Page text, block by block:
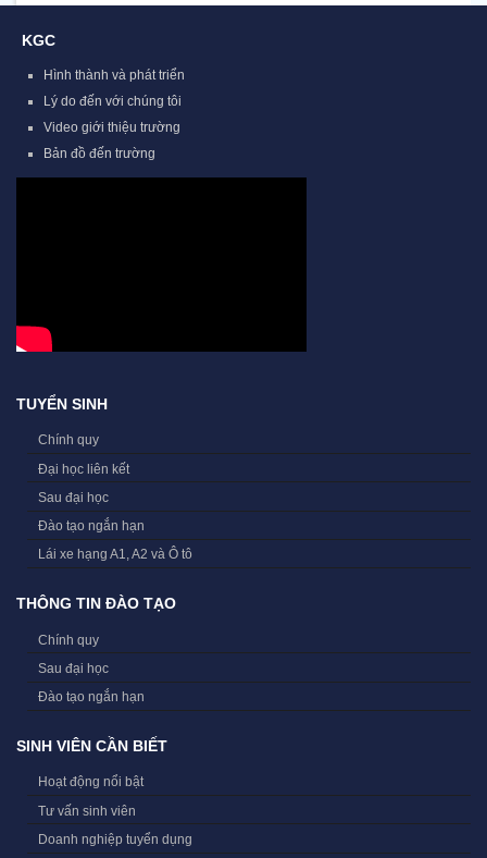
KGC
Hình thành và phát triển
Lý do đến với chúng tôi
Video giới thiệu trường
Bản đồ đến trường
TUYỂN SINH
Chính quy
Đại học liên kết
Sau đại học
Đào tạo ngắn hạn
Lái xe hạng A1, A2 và Ô tô
THÔNG TIN ĐÀO TẠO
Chính quy
Sau đại học
Đào tạo ngắn hạn
SINH VIÊN CẦN BIẾT
Hoạt động nổi bật
Tư vấn sinh viên
Doanh nghiệp tuyển dụng